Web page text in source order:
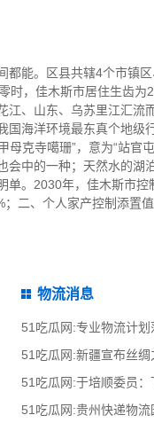
能。区县共辖4个市镇
，佳木斯市居住生齿
、山东、乌苏里江汇流
海洋环境最东真个地级
克寺噶珊”，意为“站官
中的一种；天然水的湖
。2030年，佳木斯市
二、个人家产控制添置
物流消息
51吃瓜网:专业物流计
51吃瓜网:新疆宣布丝
51吃瓜网:于培顺委员
51吃瓜网:贵州快递物